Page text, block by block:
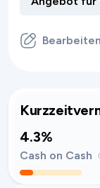
Bearbeiten
4.3%
Cash on Cash